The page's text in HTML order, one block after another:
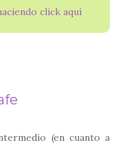
click aquí
(en cuanto a